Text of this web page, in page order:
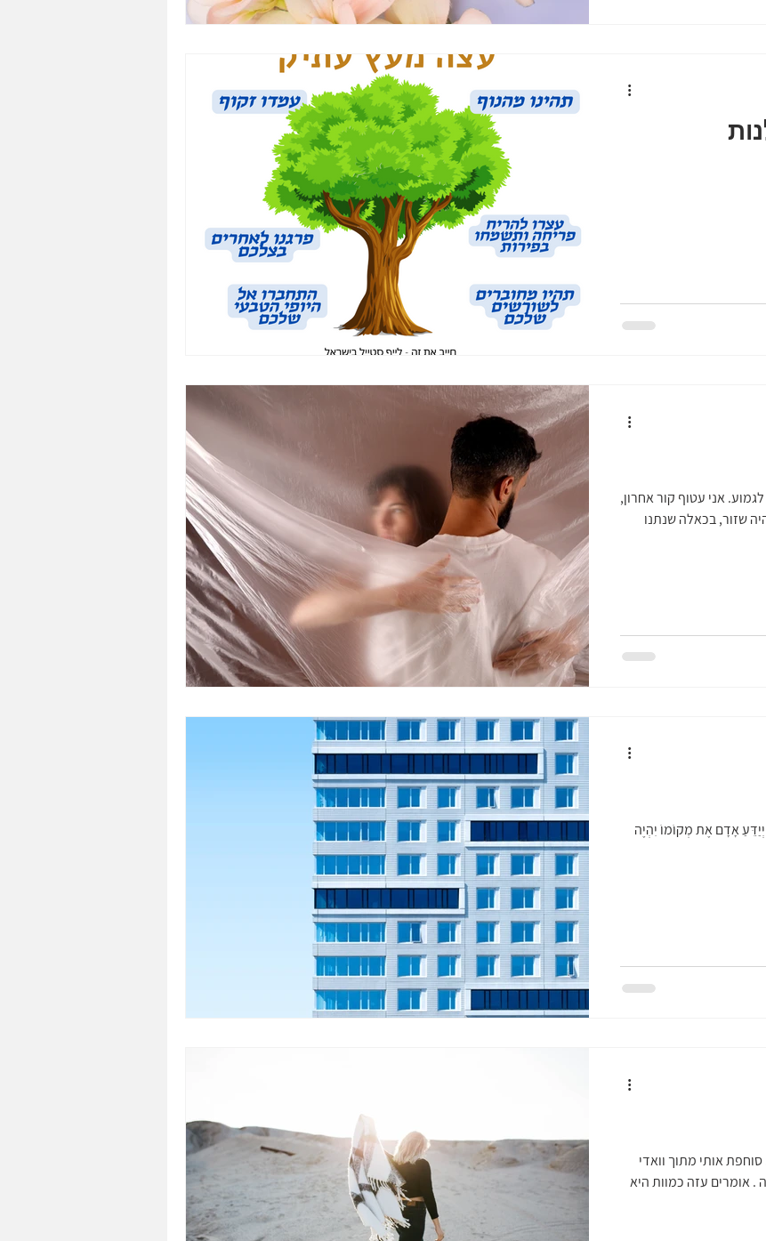
אני עטוף קור אחרון,
שזור, בכאלה שנתנו
אָדָם אֶת מְקוֹמוֹ יִהְיֶה
אותי מתוך וואדי
אומרים עזה כמוות היא